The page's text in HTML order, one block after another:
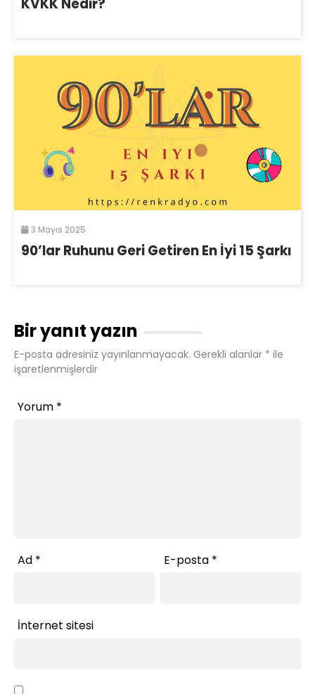
KVKK Nedir?
3 Mayıs 2025
90’lar Ruhunu Geri Getiren En İyi 15 Şarkı
Bir yanıt yazın
E-posta adresiniz yayınlanmayacak. Gerekli alanlar * ile
işaretlenmişlerdir
Yorum *
Ad * E-posta *
İnternet sitesi